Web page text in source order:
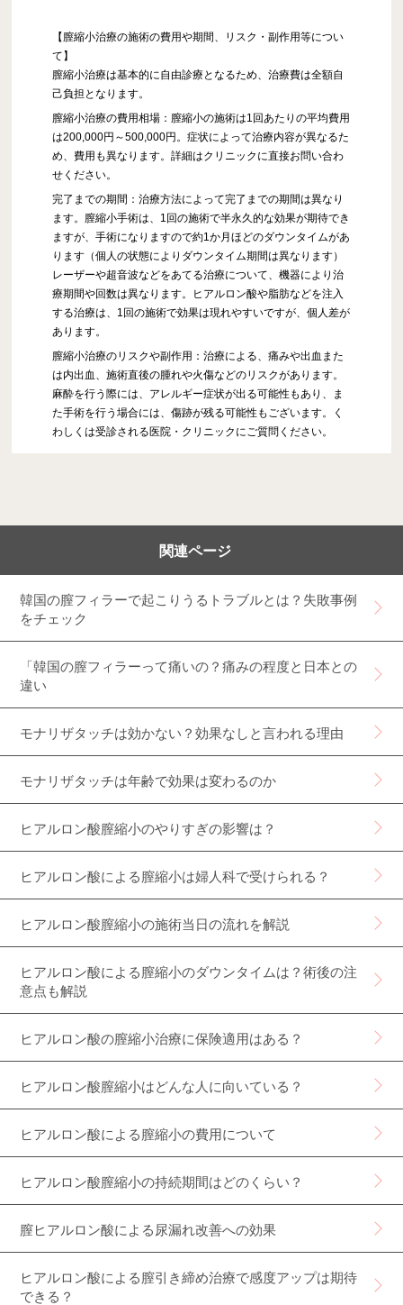
【膣縮小治療の施術の費用や期間、リスク・副作用等につい
て】
膣縮小治療は基本的に自由診療となるため、治療費は全額自
己負担となります。
膣縮小治療の費用相場：膣縮小の施術は1回あたりの平均費用
は200,000円～500,000円。症状によって治療内容が異なるた
め、費用も異なります。詳細はクリニックに直接お問い合わ
せください。
完了までの期間：治療方法によって完了までの期間は異なり
ます。膣縮小手術は、1回の施術で半永久的な効果が期待でき
ますが、手術になりますので約1か月ほどのダウンタイムがあ
ります（個人の状態によりダウンタイム期間は異なります）
レーザーや超音波などをあてる治療について、機器により治
療期間や回数は異なります。ヒアルロン酸や脂肪などを注入
する治療は、1回の施術で効果は現れやすいですが、個人差が
あります。
膣縮小治療のリスクや副作用：治療による、痛みや出血また
は内出血、施術直後の腫れや火傷などのリスクがあります。
麻酔を行う際には、アレルギー症状が出る可能性もあり、ま
た手術を行う場合には、傷跡が残る可能性もございます。く
わしくは受診される医院・クリニックにご質問ください。
関連ページ
韓国の膣フィラーで起こりうるトラブルとは？失敗事例
をチェック
「韓国の膣フィラーって痛いの？痛みの程度と日本との
違い
モナリザタッチは効かない？効果なしと言われる理由
モナリザタッチは年齢で効果は変わるのか
ヒアルロン酸膣縮小のやりすぎの影響は？
ヒアルロン酸による膣縮小は婦人科で受けられる？
ヒアルロン酸膣縮小の施術当日の流れを解説
ヒアルロン酸による膣縮小のダウンタイムは？術後の注
意点も解説
ヒアルロン酸の膣縮小治療に保険適用はある？
ヒアルロン酸膣縮小はどんな人に向いている？
ヒアルロン酸による膣縮小の費用について
ヒアルロン酸膣縮小の持続期間はどのくらい？
膣ヒアルロン酸による尿漏れ改善への効果
ヒアルロン酸による膣引き締め治療で感度アップは期待
できる？